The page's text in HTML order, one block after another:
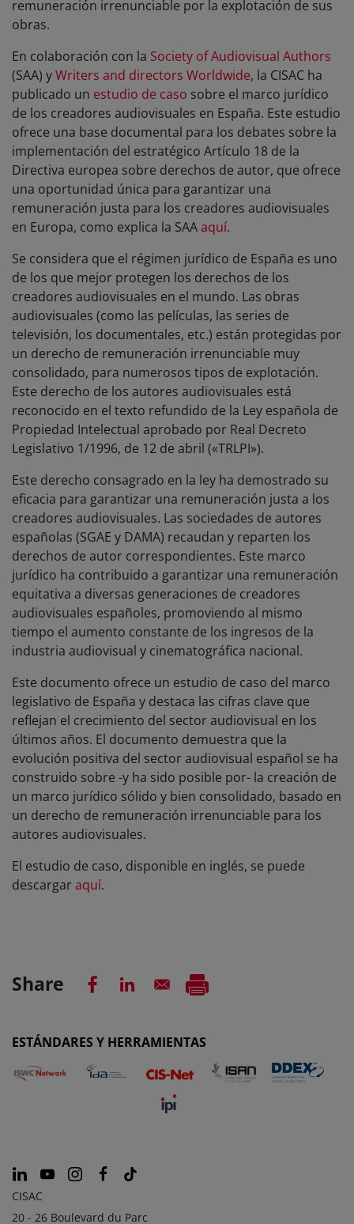
remuneración irrenunciable por la explotación de sus
obras.
En colaboración con la Society of Audiovisual Authors
(SAA) yWriters and directors Worldwide, la CISAC ha
publicado un estudio de caso sobre el marco jurídico
de los creadores audiovisuales en España. Este estudio
ofrece una base documental para los debates sobre la
implementación del estratégico Artículo 18 de la
Directiva europea sobre derechos de autor, que ofrece
una oportunidad única para garantizar una
remuneración justa para los creadores audiovisuales
en Europa, como explica la SAAaquí.
Se considera que el régimen jurídico de España es uno
de los que mejor protegen los derechos de los
creadores audiovisuales en el mundo. Las obras
audiovisuales (como las películas, las series de
televisión, los documentales, etc.) están protegidas por
un derecho de remuneración irrenunciable muy
consolidado, para numerosos tipos de explotación.
Este derecho de los autores audiovisuales está
reconocido en el texto refundido de la Ley española de
Propiedad Intelectual aprobado por Real Decreto
Legislativo 1/1996, de 12 de abril («TRLPI»).
Este derecho consagrado en la ley ha demostrado su
eficacia para garantizar una remuneración justa a los
creadores audiovisuales. Las sociedades de autores
españolas (SGAE y DAMA) recaudan y reparten los
derechos de autor correspondientes. Este marco
jurídico ha contribuido a garantizar una remuneración
equitativa a diversas generaciones de creadores
audiovisuales españoles, promoviendo al mismo
tiempo el aumento constante de los ingresos de la
industria audiovisual y cinematográfica nacional.
Este documento ofrece un estudio de caso del marco
legislativo de España y destaca las cifras clave que
reflejan el crecimiento del sector audiovisual en los
últimos años. El documento demuestra que la
evolución positiva del sector audiovisual español se ha
construido sobre -y ha sido posible por- la creación de
un marco jurídico sólido y bien consolidado, basado en
un derecho de remuneración irrenunciable para los
autores audiovisuales.
El estudio de caso, disponible en inglés, se puede
descargaraquí.
Share
ESTÁNDARES Y HERRAMIENTAS
CISAC
20 - 26 Boulevard du Parc